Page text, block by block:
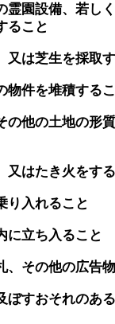
霊園設備、若し
ること
又は芝生を採取
物件を堆積する
の他の土地の形
又はたき火をす
り入れること
に立ち入ること
、その他の広告
ぼすおそれのあ